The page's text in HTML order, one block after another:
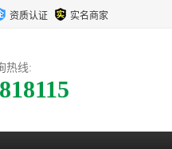
资质认证 实名商家
热线: